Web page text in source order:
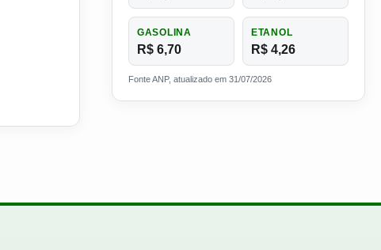
GASOLINA
R$ 6,70
ETANOL
R$ 4,26
Fonte ANP, atualizado em 31/07/2026